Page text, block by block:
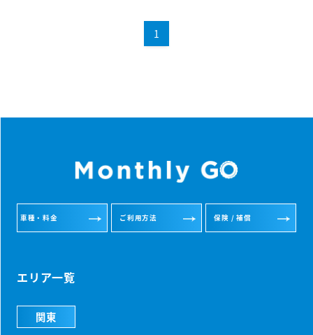
1
車種・料金 ご利用方法 保険 / 補償
エリア一覧
関東